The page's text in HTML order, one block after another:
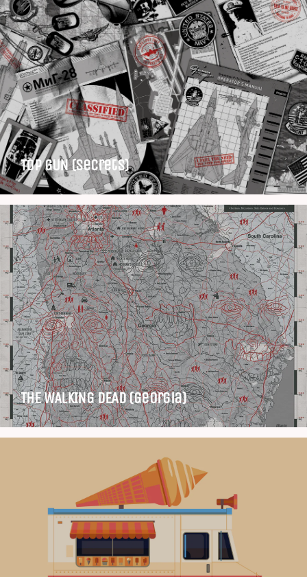
TOP GUN (Secrets)
THE WALKING DEAD (Georgia)